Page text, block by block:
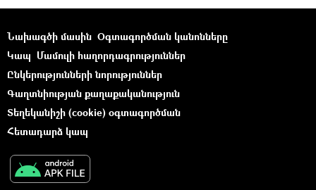
Նախագծի մասին Օգտագործման կանոնները
Կապ Մամուլի հաղորդագրություններ
Ընկերությունների նորություններ
Գաղտնիության քաղաքականություն
Տեղեկանիշի (cookie) օգտագործման
Հետադարձ կապ